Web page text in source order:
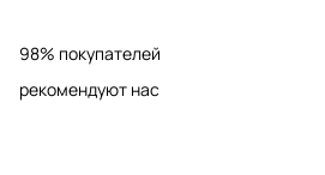
98% покупателей
рекомендуют нас